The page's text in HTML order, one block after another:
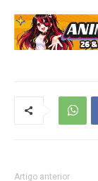
Artigo anterior